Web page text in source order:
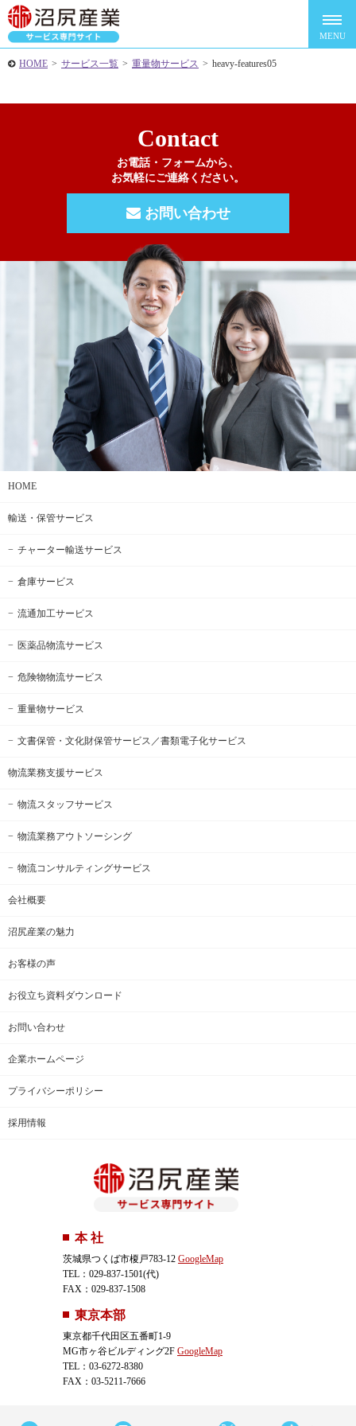
HOME > サービス一覧 > 重量物サービス > heavy-features05
Contact
お電話・フォームから、
お気軽にご連絡ください。
お問い合わせ
HOME
輸送・保管サービス
チャーター輸送サービス
倉庫サービス
流通加工サービス
医薬品物流サービス
危険物物流サービス
重量物サービス
文書保管・文化財保管サービス ／書類電子化サービス
物流業務支援サービス
物流スタッフサービス
物流業務アウトソーシング
物流コンサルティングサービス
会社概要
沼尻産業の魅力
お客様の声
お役立ち資料ダウンロード
お問い合わせ
企業ホームページ
プライバシーポリシー
採用情報
本 社
茨城県つくば市榎戸783-12 GoogleMap
TEL：029-837-1501(代)
FAX：029-837-1508
東京本部
東京都千代田区五番町1-9
MG市ヶ谷ビルディング2F GoogleMap
TEL：03-6272-8380
FAX：03-5211-7666